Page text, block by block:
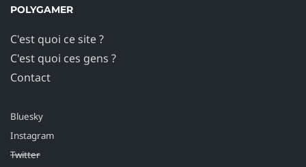
POLYGAMER
C'est quoi ce site ?
C'est quoi ces gens ?
Contact
Bluesky
Instagram
Twitter